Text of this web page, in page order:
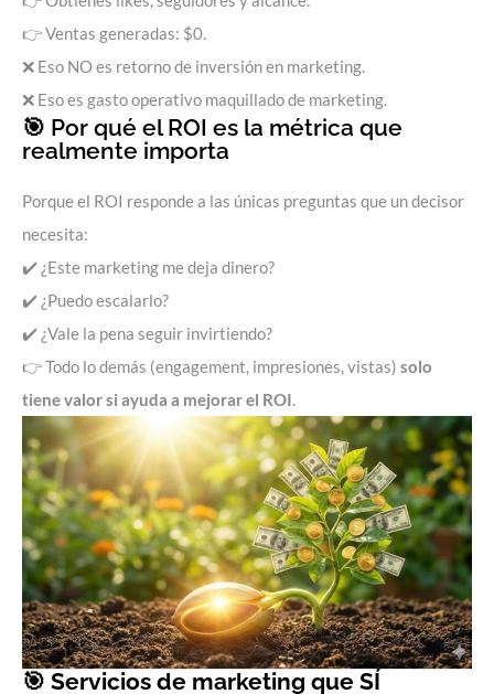
👉 Ventas generadas: $0.
❌ Eso NO es retorno de inversión en marketing.
❌ Eso es gasto operativo maquillado de marketing.
🎯 Por qué el ROI es la métrica que
realmente importa
Porque el ROI responde a las únicas preguntas que un decisor
necesita:
✔️ ¿Este marketing me deja dinero?
✔️ ¿Puedo escalarlo?
✔️ ¿Vale la pena seguir invirtiendo?
👉 Todo lo demás (engagement, impresiones, vistas) solo
tiene valor si ayuda a mejorar el ROI
🎯 Servicios de marketing que SÍ